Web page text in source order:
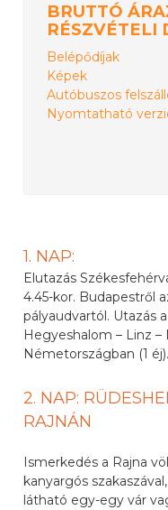
BRUTTÓ
RÉSZVÉTELI
Belépődíjak
Képek
Autóbuszos
Nyomtatható
1. NAP:
Elutazás
4.45-kor. Budapestről
pályaudvartól. Utazás
Hegyeshalom – Linz
Németországban (1 éj).
2. NAP:
RAJNÁN
Ismerkedés a Rajna
kanyargós
látható egy-egy vár